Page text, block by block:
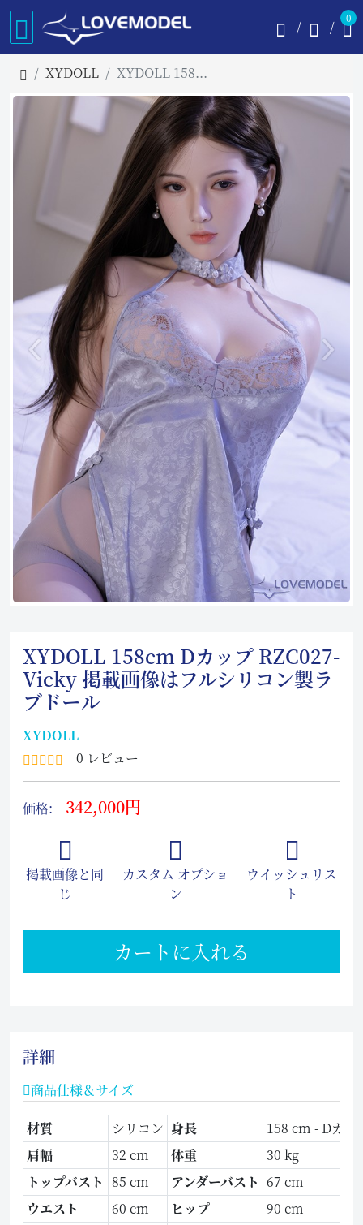
0
XYDOLL XYDOLL 158cm Dカップ Vicky フルシリコン製ラブドール
XYDOLL 158cm Dカップ RZC027-
Vicky 掲載画像はフルシリコン製ラ
ブドール
XYDOLL
0 レビュー
価格: 342,000円
掲載画像と同
じ
カスタム オプショ
ン
ウイッシュリス
ト
カートに入れる
詳細
商品仕様＆サイズ
材質 シリコン 身長
158 cm - Dカッ
肩幅
32 cm 体重
30 kg
トップバスト 85 cm アンダーバスト 67 cm
ウエスト
60 cm ヒップ
90 cm